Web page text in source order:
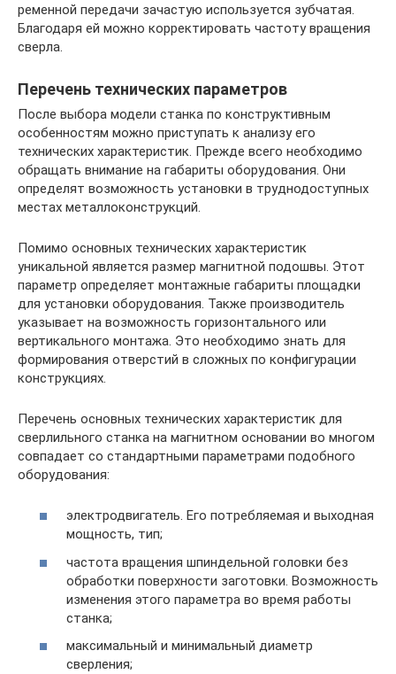
ременной передачи зачастую используется зубчатая.
Благодаря ей можно корректировать частоту вращения
сверла.
Перечень технических параметров
После выбора модели станка по конструктивным
особенностям можно приступать к анализу его
технических характеристик. Прежде всего необходимо
обращать внимание на габариты оборудования. Они
определят возможность установки в труднодоступных
местах металлоконструкций.
Помимо основных технических характеристик
уникальной является размер магнитной подошвы. Этот
параметр определяет монтажные габариты площадки
для установки оборудования. Также производитель
указывает на возможность горизонтального или
вертикального монтажа. Это необходимо знать для
формирования отверстий в сложных по конфигурации
конструкциях.
Перечень основных технических характеристик для
сверлильного станка на магнитном основании во многом
совпадает со стандартными параметрами подобного
оборудования:
электродвигатель. Его потребляемая и выходная
мощность, тип;
частота вращения шпиндельной головки без
обработки поверхности заготовки. Возможность
изменения этого параметра во время работы
станка;
максимальный и минимальный диаметр
сверления;